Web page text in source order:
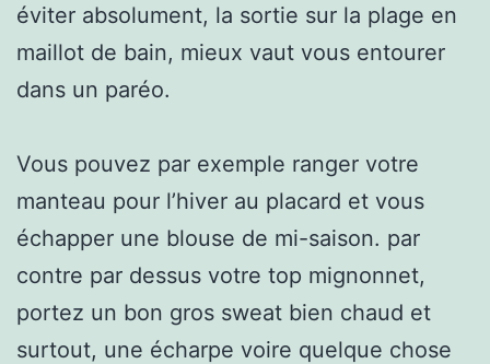
éviter absolument, la sortie sur la plage en
maillot de bain, mieux vaut vous entourer
dans un paréo.
Vous pouvez par exemple ranger votre
manteau pour l’hiver au placard et vous
échapper une blouse de mi-saison. par
contre par dessus votre top mignonnet,
portez un bon gros sweat bien chaud et
surtout, une écharpe voire quelque chose